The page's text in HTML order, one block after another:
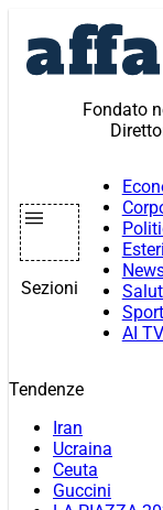
contenuto
Fondato
Sezioni
Esteri
Sport
AI TV
Tendenze
Iran
Ucraina
Ceuta
Guccini